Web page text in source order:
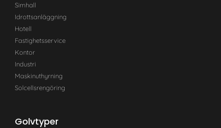
Simhall
Idrottsanläggning
Hotell
Fastighetsservice
Kontor
Industri
Maskinuthyrning
Solcellsrengöring
Golvtyper